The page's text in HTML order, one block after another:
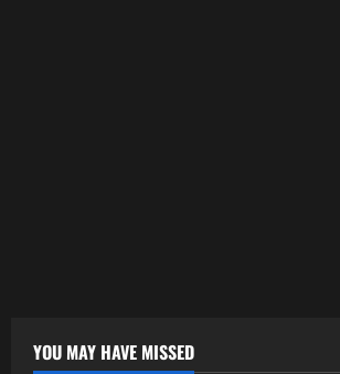
YOU MAY HAVE MISSED